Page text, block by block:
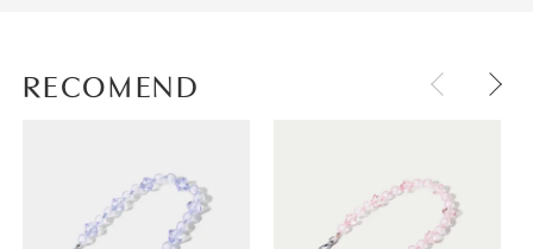
RECOMEND